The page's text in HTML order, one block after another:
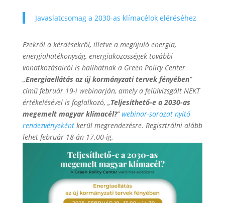
Javaslatcsomag a 2030-as klímacélok eléréséhez
Ezekről a kérdésekről, illetve a megújuló energia,
energiahatékonyság, energiaközösségek további
vonatkozásairól is hallhatnak a Green Policy Center
„Energiaellátás az új kormányzati tervek fényében”
című február 19-i webinarján, amely a felülvizsgált NEKT
értékelésével is foglalkozó, „Teljesíthető-e a 2030-as
megemelt magyar klímacél?”webinar-sorozat nyitó
rendezvényekéntkerül megrendezésre. Regisztrálni alább
lehet február 18-án 17.00-ig.